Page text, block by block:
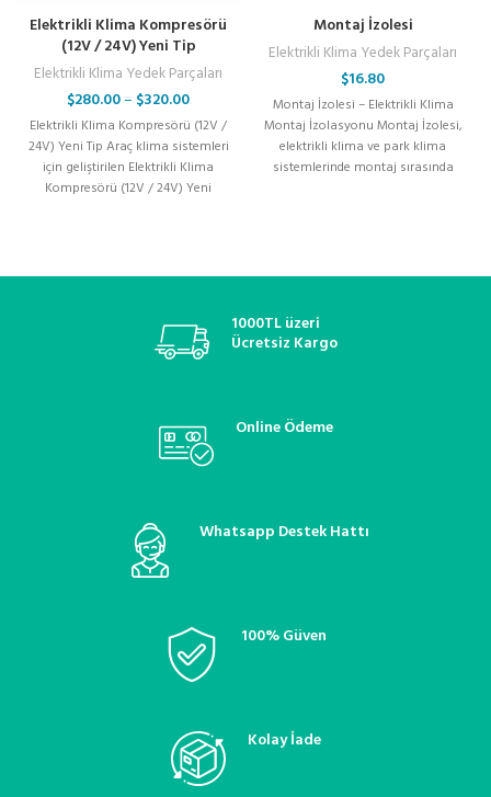
Elektrikli Klima Kompresörü
(12V / 24V) Yeni Tip
Elektrikli Klima Yedek Parçaları
$280.00– $320.00
Elektrikli Klima Kompresörü (12V /
24V) Yeni Tip Araç klima sistemleri
için geliştirilen Elektrikli Klima
Kompresörü (12V / 24V) Yeni
Montaj İzolesi
Elektrikli Klima Yedek Parçaları
$16.80
Montaj İzolesi – Elektrikli Klima
Montaj İzolasyonu Montaj İzolesi,
elektrikli klima ve park klima
sistemlerinde montaj sırasında
1000TL üzeri
Ücretsiz Kargo
Online Ödeme
Whatsapp Destek Hattı
100% Güven
Kolay İade